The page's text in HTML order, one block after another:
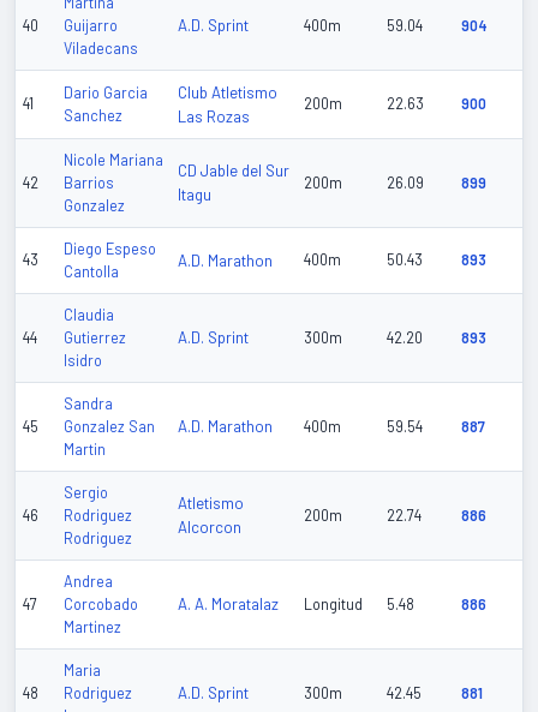
40
Guijarro
Viladecans
A.D. Sprint 400m 59.04 904
41
Dario Garcia
Sanchez
Club Atletismo
Las Rozas
200m 22.63 900
42
Nicole Mariana
Barrios
Gonzalez
CD Jable del Sur
Itagu
200m 26.09 899
43
Diego Espeso
Cantolla
A.D. Marathon 400m 50.43 893
44
Claudia
Gutierrez
Isidro
A.D. Sprint 300m 42.20 893
45
Sandra
Gonzalez San
Martin
A.D. Marathon 400m 59.54 887
46
Sergio
Rodriguez
Rodriguez
Atletismo
Alcorcon
200m 22.74 886
47
Andrea
Corcobado
Martinez
A. A. Moratalaz Longitud 5.48 886
48
Maria
Rodriguez
A.D. Sprint 300m 42.45 881